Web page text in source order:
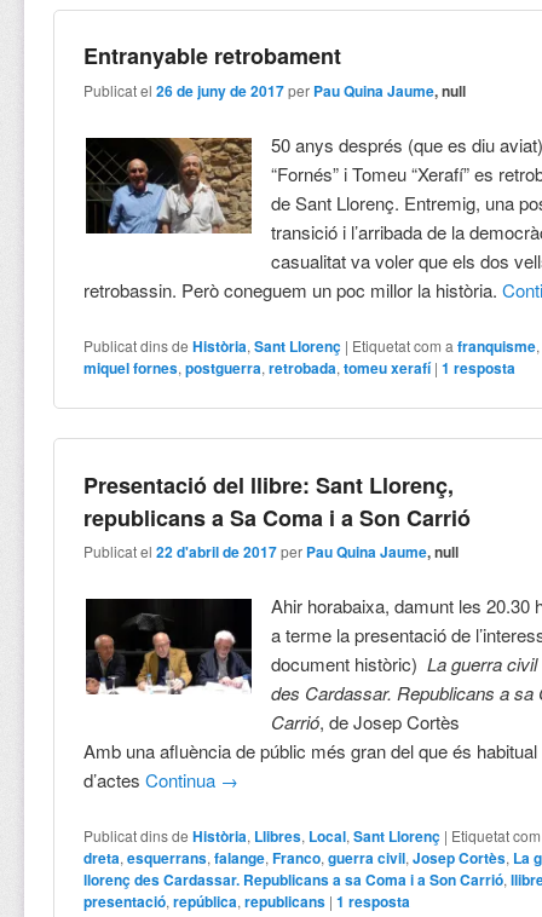
Entranyable retrobament
Publicat el26 de juny de 2017 per Pau Quina Jaume, null
50 anys després (que es diu
“Fornés” i Tomeu “Xerafí” es
de Sant Llorenç. Entremig, una
transició i l’arribada de la
casualitat va voler que els dos
retrobassin. Però coneguem un poc millor la història.
Publicat dins de Història,Sant Llorenç | Etiquetat com a franquisme
miquel fornes,postguerra,retrobada,tomeu xerafí |1 resposta
Presentació del llibre: Sant Llorenç,
republicans a Sa Coma i a Son Carrió
Publicat el22 d'abril de 2017 per Pau Quina Jaume, null
Ahir horabaixa, damunt les 20.30
a terme la presentació de
document històric)La guerra
des Cardassar. Republicans a sa
Carrió, de Josep Cortès
Amb una afluència de públic més gran del que és
d’actesContinua →
Publicat dins de Història, Llibres, Local,Sant Llorenç | Etiquetat
dreta,esquerrans,falange,Franco,guerra civil,Josep Cortès, La
llorenç des Cardassar. Republicans a sa Coma i a Son Carrió,
presentació,república,republicans |1 resposta